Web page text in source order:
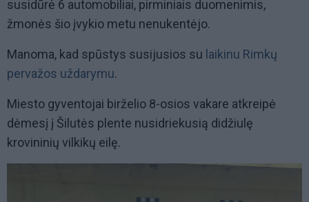
susidūrė 6 automobiliai, pirminiais duomenimis,
žmonės šio įvykio metu nenukentėjo.
Manoma, kad spūstys susijusios su laikinu Rimkų
pervažos uždarymu.
Miesto gyventojai birželio 8-osios vakare atkreipė
dėmesį į Šilutės plente nusidriekusią didžiulę
krovininių vilkikų eilę.